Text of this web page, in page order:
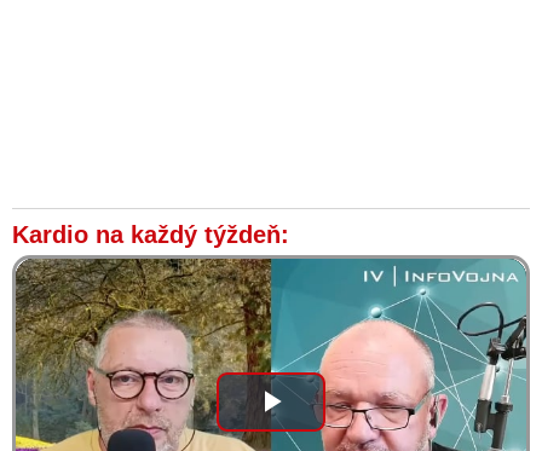
Kardio na každý týždeň:
Play